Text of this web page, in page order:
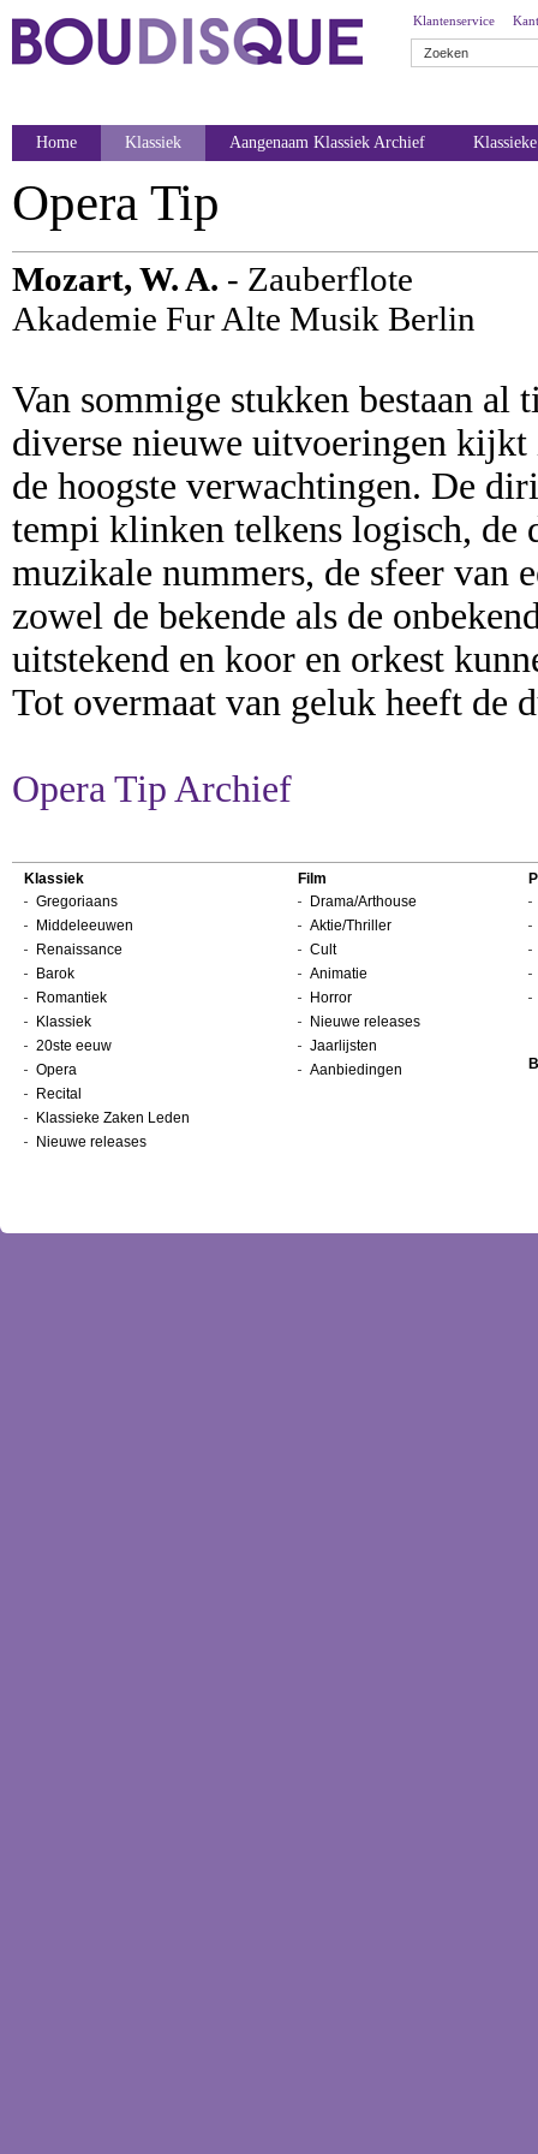
Klantenservice
Home Klassiek Aangenaam Klassiek Archief
Opera Tip
Mozart, W. A. - Zauberflote
Akademie Fur Alte Musik Berlin
Van sommige stukken bestaan al
diverse nieuwe uitvoeringen kijkt
de hoogste verwachtingen. De
tempi klinken telkens logisch, de
muzikale nummers, de sfeer van
zowel de bekende als de
uitstekend en koor en orkest
Tot overmaat van geluk heeft de
Opera Tip Archief
Klassiek
Gregoriaans
Middeleeuwen
Renaissance
Barok
Romantiek
Klassiek
20ste eeuw
Opera
Recital
Klassieke Zaken Leden
Nieuwe releases
Film
Drama/Arthouse
Aktie/Thriller
Cult
Animatie
Horror
Nieuwe releases
Jaarlijsten
Aanbiedingen